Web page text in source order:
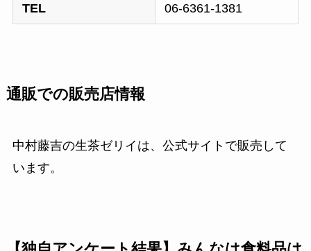
TEL 06-6361-1381
通販での販売店情報
中村藤吉の生茶ゼリイは、公式サイトで販売して
います。